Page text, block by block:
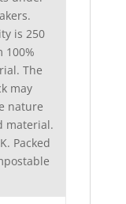
is 250
100%
The
may
nature
material.
Packed